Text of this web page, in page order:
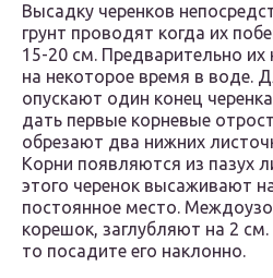
Высадку черенков
грунт проводят когда их
15-20 см. Предварительно
на некоторое время в воде.
опускают один конец
дать первые корневые
обрезают два нижних
Корни появляются из пазух
этого черенок высаживают
постоянное место.
корешок, заглубляют на 2 см.
то посадите его наклонно.